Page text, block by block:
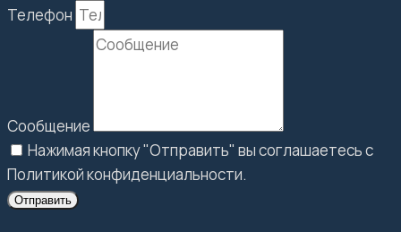
Телефон
Сообщение
Нажимая кнопку "Отправить" вы соглашаетесь с
Политикой конфиденциальности.
Отправить